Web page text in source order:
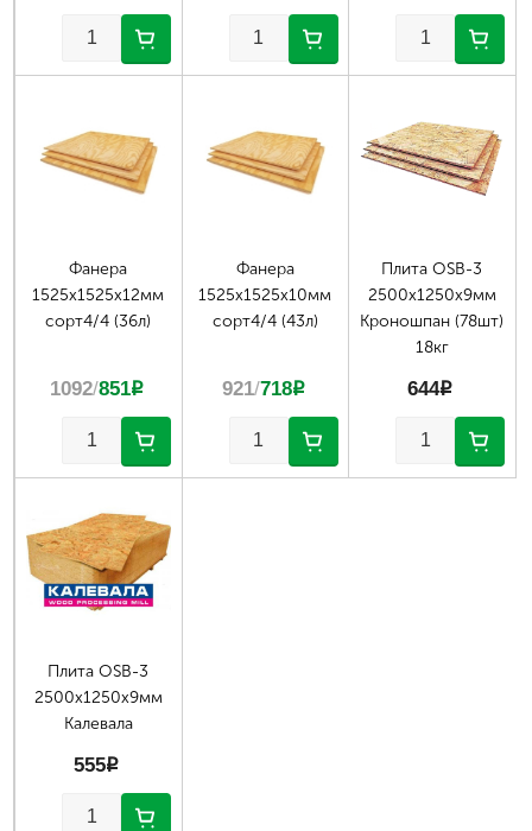
Фанера
1525х1525х12мм
сорт4/4 (36л)
1092/851p
Фанера
1525х1525х10мм
сорт4/4 (43л)
921/718p
Плита OSB-3
2500х1250х9мм
Кроношпан (78шт)
18кг
644p
Плита OSB-3
2500х1250х9мм
Калевала
555p